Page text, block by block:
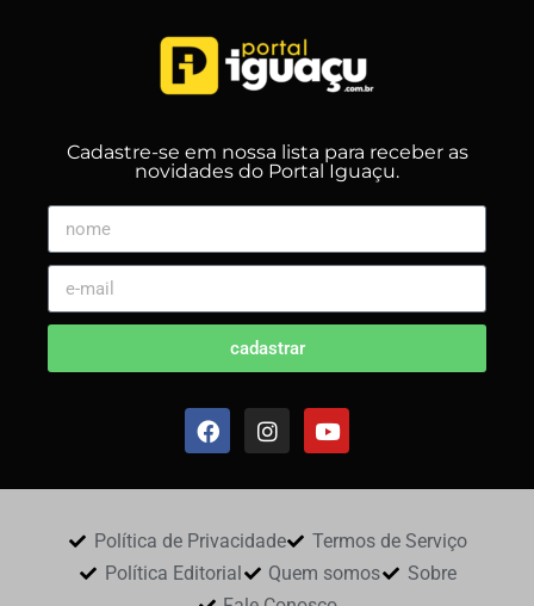
Cadastre-se em nossa lista para receber as
novidades do Portal Iguaçu.
cadastrar
Política de Privacidade
Termos de Serviço
Política Editorial
Quem somos
Sobre